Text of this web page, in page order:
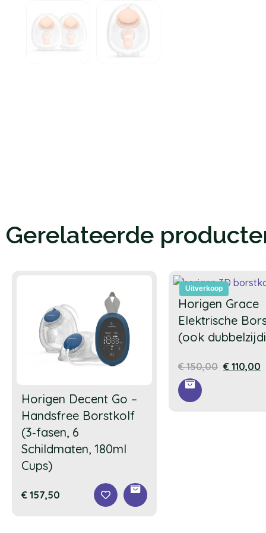
Gerelateerde
Horigen Decent Go –
Handsfree Borstkolf
(3‑fasen, 6
Schildmaten, 180ml
Cups)
€ 157,50
Uitverkoop
Horigen Grace
Elektrische
(ook
€150,00 € 110,00